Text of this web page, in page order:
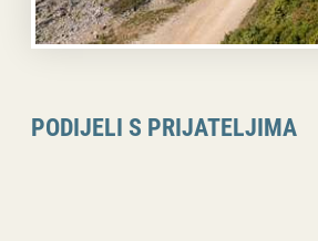
PODIJELI S PRIJATELJIMA